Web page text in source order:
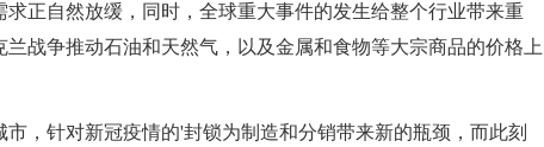
正自然放缓，同时，全球重大事件的发生给整个行业带来重
战争推动石油和天然气，以及金属和食物等大宗商品的价格上
，针对新冠疫情的'封锁为制造和分销带来新的瓶颈，而此刻